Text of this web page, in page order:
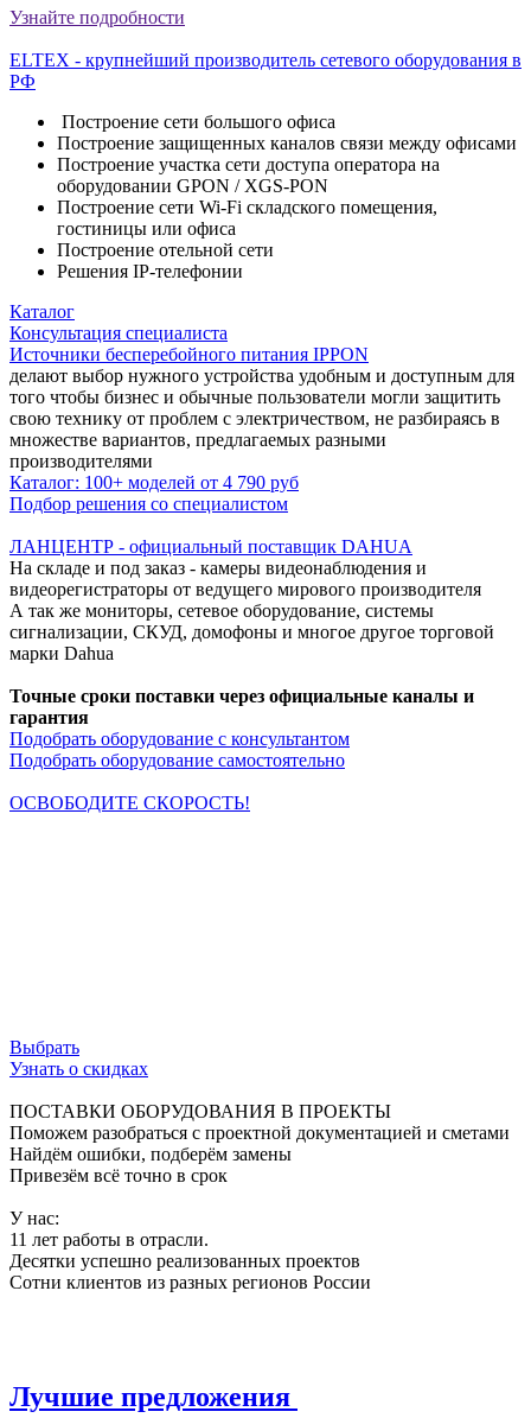
Узнайте подробности
ELTEX - крупнейший производитель сетевого оборудования в
РФ
Построение сети большого офиса
Построение защищенных каналов связи между офисами
Построение участка сети доступа оператора на
оборудовании GPON / XGS-PON
Построение сети Wi-Fi складского помещения,
гостиницы или офиса
Построение отельной сети
Решения IP-телефонии
Каталог
Консультация специалиста
Источники бесперебойного питания IPPON
делают выбор нужного устройства удобным и доступным для
того чтобы бизнес и обычные пользователи могли защитить
свою технику от проблем с электричеством, не разбираясь в
множестве вариантов, предлагаемых разными
производителями
Каталог: 100+ моделей от 4 790 руб
Подбор решения со специалистом
ЛАНЦЕНТР - официальный поставщик DAHUA
На складе и под заказ - камеры видеонаблюдения и
видеорегистраторы от ведущего мирового производителя
А так же мониторы, сетевое оборудование, системы
сигнализации, СКУД, домофоны и многое другое торговой
марки Dahua
Точные сроки поставки через официальные каналы и
гарантия
Подобрать оборудование с консультантом
Подобрать оборудование самостоятельно
ОСВОБОДИТЕ СКОРОСТЬ!
Выбрать
Узнать о скидках
ПОСТАВКИ ОБОРУДОВАНИЯ В ПРОЕКТЫ
Поможем разобраться с проектной документацией и сметами
Найдём ошибки, подберём замены
Привезём всё точно в срок
У нас:
11 лет работы в отрасли.
Десятки успешно реализованных проектов
Сотни клиентов из разных регионов России
Лучшие предложения